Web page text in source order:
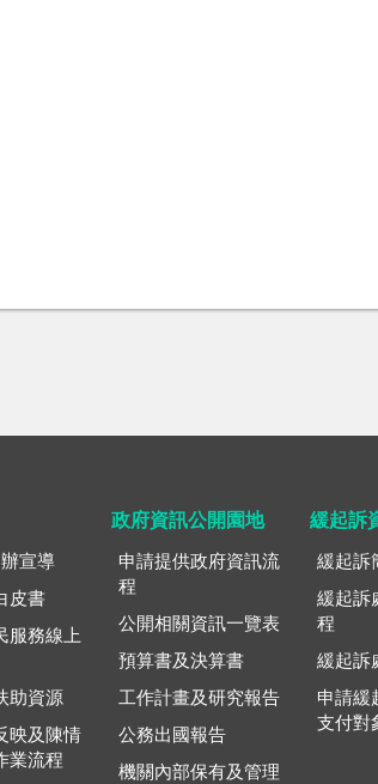
宣導
皮書
服務線上
助資源
映及陳情
業流程
政府資訊公開園地
申請提供政府資訊流
程
公開相關資訊一覽表
預算書及決算書
工作計畫及研究報告
公務出國報告
機關內部保有及管理
緩起訴
緩起訴
緩起訴
程
緩起訴
申請緩
支付對